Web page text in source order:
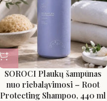
SOROCI Plaukų šampūnas
nuo riebaląvimosi – Root
Protecting Shampoo, 440 ml